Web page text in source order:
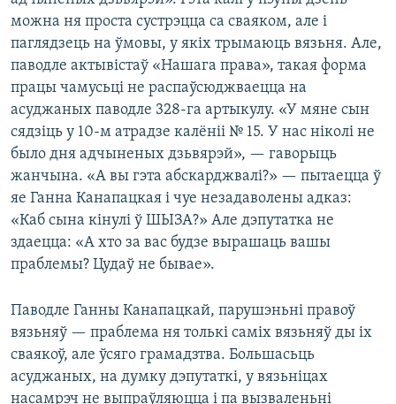
можна ня проста сустрэцца са сваяком, але і
паглядзець на ўмовы, у якіх трымаюць вязьня. Але,
паводле актывістаў «Нашага права», такая форма
працы чамусьці не распаўсюджваецца на
асуджаных паводле 328-га артыкулу. «У мяне сын
сядзіць у 10-м атрадзе калёніі № 15. У нас ніколі не
было дня адчыненых дзьвярэй», — гаворыць
жанчына. «А вы гэта абскарджвалі?» — пытаецца ў
яе Ганна Канапацкая і чуе незадаволены адказ:
«Каб сына кінулі ў ШЫЗА?» Але дэпутатка не
здаецца: «А хто за вас будзе вырашаць вашы
праблемы? Цудаў не бывае».
Паводле Ганны Канапацкай, парушэньні правоў
вязьняў — праблема ня толькі саміх вязьняў ды іх
сваякоў, але ўсяго грамадзтва. Большасьць
асуджаных, на думку дэпутаткі, у вязьніцах
насамрэч не выпраўляюцца і па вызваленьні